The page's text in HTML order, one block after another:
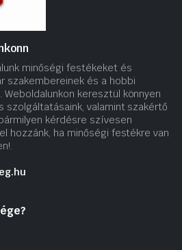
minőségi festékeket és
szakembereinek és a hobbi
Weboldalunkon keresztül könnyen
szolgáltatásaink, valamint szakértő
kérdésre szívesen
hozzánk, ha minőségi festékre van